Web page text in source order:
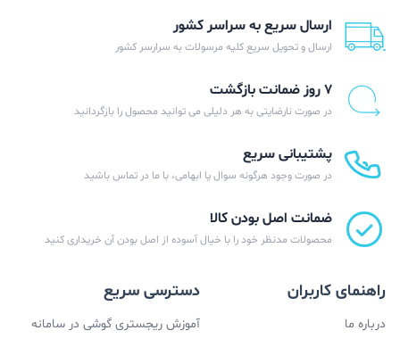
ارسال سریع به سراسر کشور
ارسال و تحویل سریع کلیه مرسولات به سرارسر کشور
۷ روز ضمانت بازگشت
در صورت نارضایتی به هر دلیلی می توانید محصول را بازگردانید
پشتیبانی سریع
در صورت وجود هرگونه سوال یا ابهامی، با ما در تماس باشید
ضمانت اصل بودن کالا
محصولات مدنظر خود را با خیال آسوده از اصل بودن آن خریداری کنید
راهنمای کاربران
درباره ما
دسترسی سریع
آموزش ریجستری گوشی در سامانه